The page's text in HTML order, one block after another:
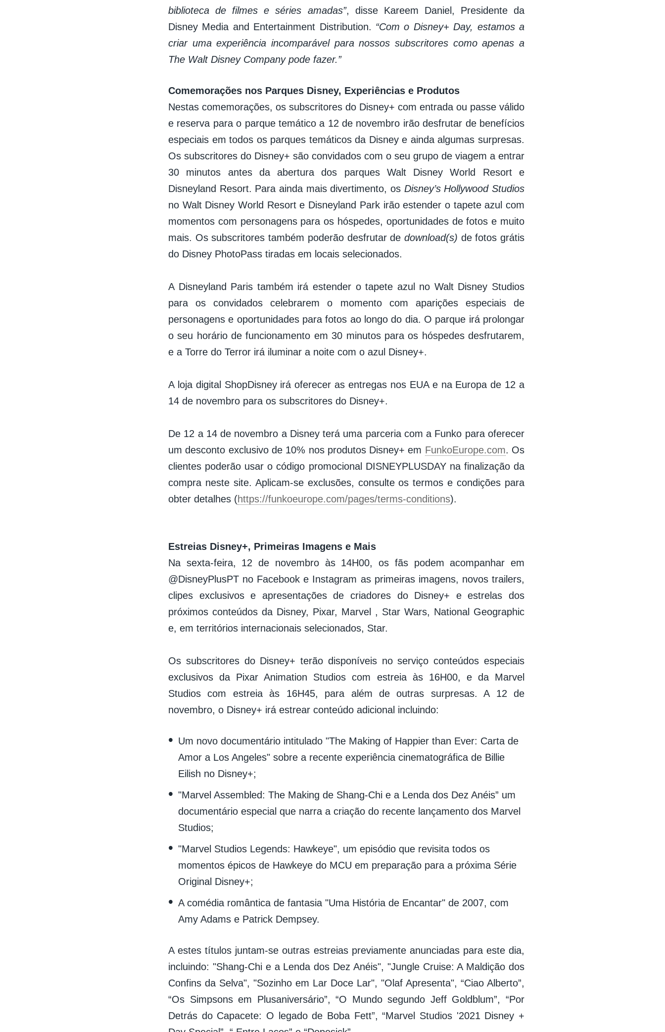
biblioteca de filmes e séries amadas”, disse Kareem Daniel, Presidente da
Disney Media and Entertainment Distribution. “Com o Disney+ Day, estamos a
criar uma experiência incomparável para nossos subscritores como apenas a
The Walt Disney Company pode fazer.”
Comemorações nos Parques Disney, Experiências e Produtos
Nestas comemorações, os subscritores do Disney+ com entrada ou passe válido
e reserva para o parque temático a 12 de novembro irão desfrutar de benefícios
especiais em todos os parques temáticos da Disney e ainda algumas surpresas.
Os subscritores do Disney+ são convidados com o seu grupo de viagem a entrar
30 minutos antes da abertura dos parques Walt Disney World Resort e
Disneyland Resort. Para ainda mais divertimento, os Disney’s Hollywood Studios
no Walt Disney World Resort e Disneyland Park irão estender o tapete azul com
momentos com personagens para os hóspedes, oportunidades de fotos e muito
mais. Os subscritores também poderão desfrutar de download(s) de fotos grátis
do Disney PhotoPass tiradas em locais selecionados.
A Disneyland Paris também irá estender o tapete azul no Walt Disney Studios
para os convidados celebrarem o momento com aparições especiais de
personagens e oportunidades para fotos ao longo do dia. O parque irá prolongar
o seu horário de funcionamento em 30 minutos para os hóspedes desfrutarem,
e a Torre do Terror irá iluminar a noite com o azul Disney+.
A loja digital ShopDisney irá oferecer as entregas nos EUA e na Europa de 12 a
14 de novembro para os subscritores do Disney+.
De 12 a 14 de novembro a Disney terá uma parceria com a Funko para oferecer
um desconto exclusivo de 10% nos produtos Disney+ em FunkoEurope.com. Os
clientes poderão usar o código promocional DISNEYPLUSDAY na finalização da
compra neste site. Aplicam-se exclusões, consulte os termos e condições para
obter detalhes (https://funkoeurope.com/pages/terms-conditions).
Estreias Disney+, Primeiras Imagens e Mais
Na sexta-feira, 12 de novembro às 14H00, os fãs podem acompanhar em
@DisneyPlusPT no Facebook e Instagram as primeiras imagens, novos trailers,
clipes exclusivos e apresentações de criadores do Disney+ e estrelas dos
próximos conteúdos da Disney, Pixar, Marvel , Star Wars, National Geographic
e, em territórios internacionais selecionados, Star.
Os subscritores do Disney+ terão disponíveis no serviço conteúdos especiais
exclusivos da Pixar Animation Studios com estreia às 16H00, e da Marvel
Studios com estreia às 16H45, para além de outras surpresas. A 12 de
novembro, o Disney+ irá estrear conteúdo adicional incluindo:
Um novo documentário intitulado "The Making of Happier than Ever: Carta de
Amor a Los Angeles" sobre a recente experiência cinematográfica de Billie
Eilish no Disney+;
"Marvel Assembled: The Making de Shang-Chi e a Lenda dos Dez Anéis” um
documentário especial que narra a criação do recente lançamento dos Marvel
Studios;
"Marvel Studios Legends: Hawkeye", um episódio que revisita todos os
momentos épicos de Hawkeye do MCU em preparação para a próxima Série
Original Disney+;
A comédia romântica de fantasia "Uma História de Encantar" de 2007, com
Amy Adams e Patrick Dempsey.
A estes títulos juntam-se outras estreias previamente anunciadas para este dia,
incluindo: "Shang-Chi e a Lenda dos Dez Anéis", "Jungle Cruise: A Maldição dos
Confins da Selva", "Sozinho em Lar Doce Lar", "Olaf Apresenta", “Ciao Alberto”,
“Os Simpsons em Plusaniversário”, “O Mundo segundo Jeff Goldblum”, “Por
Detrás do Capacete: O legado de Boba Fett”, “Marvel Studios '2021 Disney +